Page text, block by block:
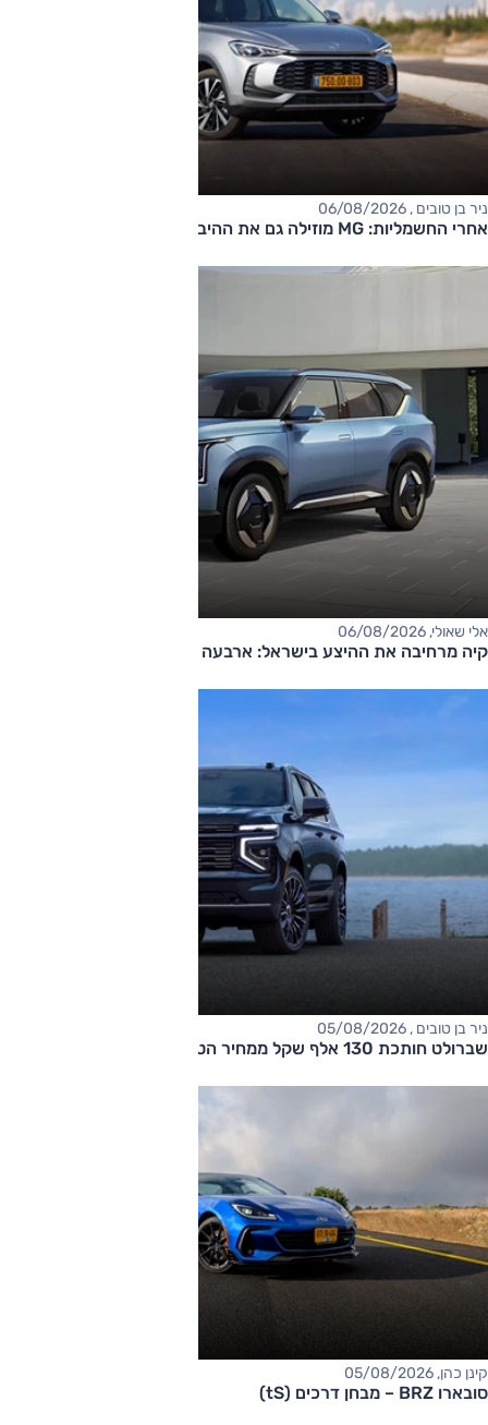
ניר בן טובים , 06/08/2026
אחרי החשמליות: MG מוזילה גם את ההיברידיות
אלי שאולי, 06/08/2026
קיה מרחיבה את ההיצע בישראל: ארבעה דגמים חדשים בדרך
ניר בן טובים , 05/08/2026
שברולט חותכת 130 אלף שקל ממחיר הטאהו
קינן כהן, 05/08/2026
סובארו BRZ – מבחן דרכים (tS)